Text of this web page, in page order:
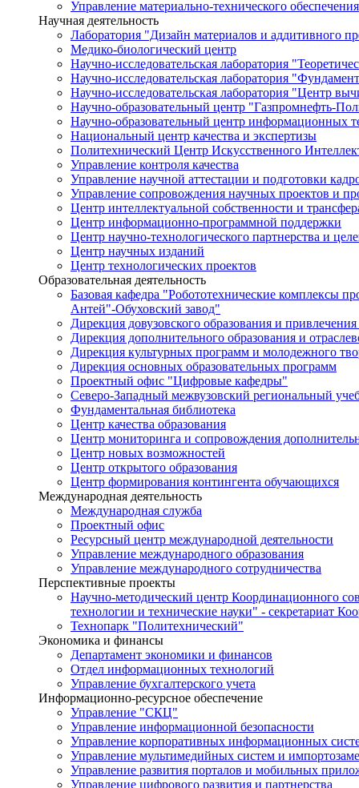
Управление материально-технического обеспечения
Научная деятельность
Лаборатория "Дизайн материалов и аддитивного
Медико-биологический центр
Научно-исследовательская лаборатория
Научно-исследовательская лаборатория
Научно-исследовательская лаборатория "Центр
Научно-образовательный центр "Газпромнефть-
Научно-образовательный центр информационных
Национальный центр качества и экспертизы
Политехнический Центр Искусственного
Управление контроля качества
Управление научной аттестации и подготовки
Управление сопровождения научных проектов и
Центр интеллектуальной собственности и
Центр информационно-программной поддержки
Центр научно-технологического партнерства и
Центр научных изданий
Центр технологических проектов
Образовательная деятельность
Базовая кафедра "Робототехнические комплексы
Антей"-Обуховский завод"
Дирекция довузовского образования и привлечения
Дирекция дополнительного образования и
Дирекция культурных программ и молодежного
Дирекция основных образовательных программ
Проектный офис "Цифровые кафедры"
Северо-Западный межвузовский региональный
Фундаментальная библиотека
Центр качества образования
Центр мониторинга и сопровождения
Центр новых возможностей
Центр открытого образования
Центр формирования контингента обучающихся
Международная деятельность
Международная служба
Проектный офис
Ресурсный центр международной деятельности
Управление международного образования
Управление международного сотрудничества
Перспективные проекты
Научно-методический центр Координационного
технологии и технические науки" - секретариат
Технопарк "Политехнический"
Экономика и финансы
Департамент экономики и финансов
Отдел информационных технологий
Управление бухгалтерского учета
Информационно-ресурсное обеспечение
Управление "СКЦ"
Управление информационной безопасности
Управление корпоративных информационных
Управление мультимедийных систем и
Управление развития порталов и мобильных
Управление цифрового развития и партнерства